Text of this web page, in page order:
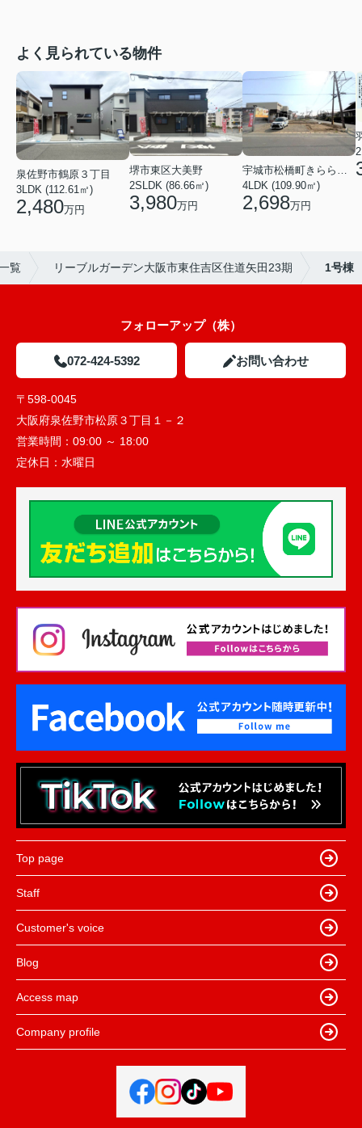
よく見られている物件
泉佐野市鶴原３丁目
3LDK (112.61㎡)
2,480万円
堺市東区大美野
2SLDK (86.66㎡)
3,980万円
宇城市松橋町きらら３丁目
4LDK (109.90㎡)
2,698万円
覧 リーブルガーデン大阪市東住吉区住道矢田23期 1号棟
フォローアップ（株）
072-424-5392 お問い合わせ
〒598-0045
大阪府泉佐野市松原３丁目１－２
営業時間： 09:00 ～ 18:00
定休日： 水曜日
Top page
Staff
Customer's voice
Blog
Access map
Company profile